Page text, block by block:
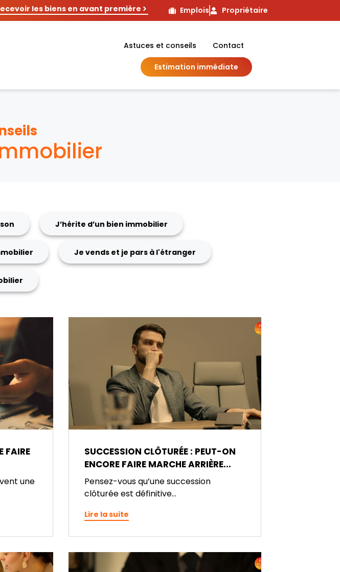
les biens en avant première Emplois Propriétaire
Astuces et conseils Contact
Estimation immédiate
J’hérite d’un bien immobilier
Je vends et je pars à l'étranger
FAIRE
une
SUCCESSION CLÔTURÉE : PEUT-ON
ENCORE FAIRE MARCHE ARRIÈRE...
Pensez-vous qu’une succession
clôturée est définitive...
Lire la suite